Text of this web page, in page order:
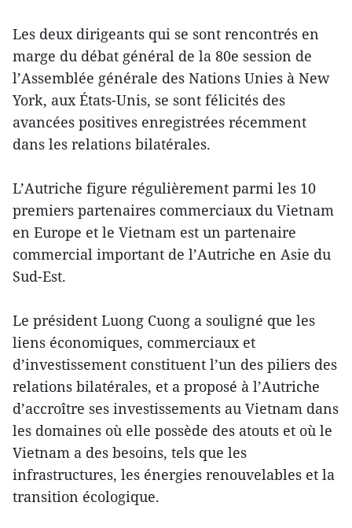
Les deux dirigeants qui se sont rencontrés en
marge du débat général de la 80e session de
l’Assemblée générale des Nations Unies à New
York, aux États-Unis, se sont félicités des
avancées positives enregistrées récemment
dans les relations bilatérales.
L’Autriche figure régulièrement parmi les 10
premiers partenaires commerciaux du Vietnam
en Europe et le Vietnam est un partenaire
commercial important de l’Autriche en Asie du
Sud-Est.
Le président Luong Cuong a souligné que les
liens économiques, commerciaux et
d’investissement constituent l’un des piliers des
relations bilatérales, et a proposé à l’Autriche
d’accroître ses investissements au Vietnam dans
les domaines où elle possède des atouts et où le
Vietnam a des besoins, tels que les
infrastructures, les énergies renouvelables et la
transition écologique.